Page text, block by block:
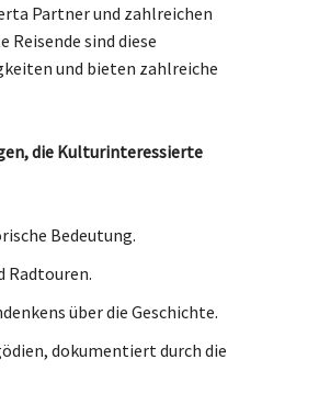
Partner und zahlreichen
sind diese
und bieten zahlreiche
die Kulturinteressierte
Bedeutung.
Radtouren.
über die Geschichte.
dokumentiert durch die